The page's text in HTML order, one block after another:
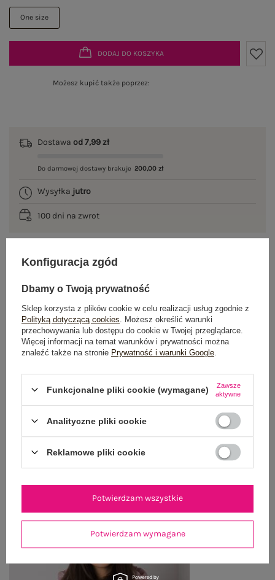
One size
DODAJ DO KOSZYKA
Możesz kupić także poprzez:
Dostawa od 7,99 zł
Do darmowej dostawy brakuje 200,00 zł
Wysyłka jutro
100 dni na zwrot
OPIS PRODUKTU
OPINIE O PRODUKCIE (1)
WYSYŁKA I DOSTAWA
ZWROTY I REKLAMACJE
OSTATNIO OGLĄDANE
Zobacz wszystko
Konfiguracja zgód
Dbamy o Twoją prywatność
Sklep korzysta z plików cookie w celu realizacji usług zgodnie z
Polityką dotyczącą cookies . Możesz określić warunki
przechowywania lub dostępu do cookie w Twojej przeglądarce.
Więcej informacji na temat warunków i prywatności można
znaleźć także na stronie Prywatność i warunki Google
Funkcjonalne pliki cookie (wymagane)
Zawsze
aktywne
Analityczne pliki cookie
Reklamowe pliki cookie
Potwierdzam wymagane
Potwierdzam wszystkie